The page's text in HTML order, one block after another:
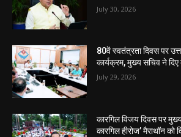
July 30, 2026
80वें स्वतंत्रता दिवस पर
कार्यक्रम, मुख्य सचिव ने दिए
July 29, 2026
कारगिल विजय दिवस पर
कारगिल हीरोज’ मैराथॉन को